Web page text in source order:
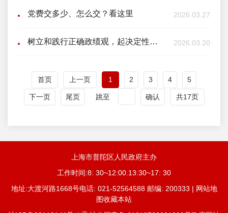
党费交多少、怎么交？看这里 2026.03.27
树立和践行正确政绩观，起决定性作用的是党性 2026.03.20
首页 上一页 1 2 3 4 5
下一页 尾页 跳至 确认 共17页
上海市普陀区人民政府主办
工作时间:8: 30~12:00.13:30~17: 30
地址:大渡河路1668号电话: 021-52564588 邮编: 200333 | 网站地
图收藏本站